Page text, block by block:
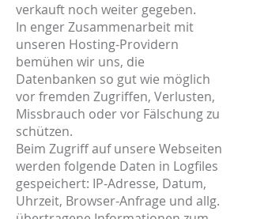
verkauft noch weiter gegeben.
In enger Zusammenarbeit mit
unseren Hosting-Providern
bemühen wir uns, die
Datenbanken so gut wie möglich
vor fremden Zugriffen, Verlusten,
Missbrauch oder vor Fälschung zu
schützen.
Beim Zugriff auf unsere Webseiten
werden folgende Daten in Logfiles
gespeichert: IP-Adresse, Datum,
Uhrzeit, Browser-Anfrage und allg.